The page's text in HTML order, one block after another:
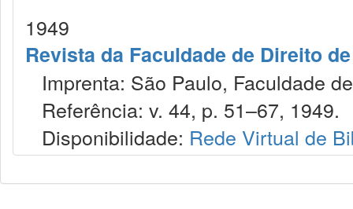
1949
Revista da Faculdade de Direito
Imprenta: São Paulo, Faculdade
Referência: v. 44, p. 51–67, 1949.
Disponibilidade: Rede Virtual de